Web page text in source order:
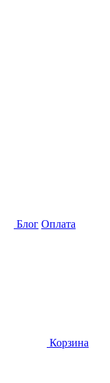
Блог Оплата
Корзина